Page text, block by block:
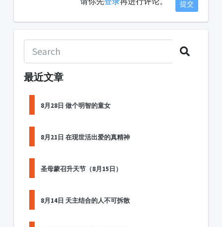
提交
最近文章
8月28日 做个明智的童女
8月21日 在现世活出爱的真精神
圣母蒙召升天节（8月15日）
8月14日 天主结合的人不可拆散